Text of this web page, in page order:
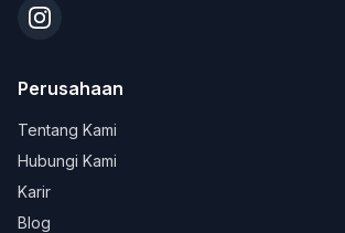
Perusahaan
Tentang Kami
Hubungi Kami
Karir
Blog